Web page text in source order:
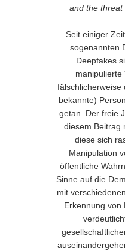
and the
Seit einiger
sogenannten
Deepfakes
manipulierte
fälschlicherweise
bekannte)
getan. Der freie
diesem Beitrag
diese sich
Manipulation
öffentliche
Sinne auf die
mit
Erkennung von